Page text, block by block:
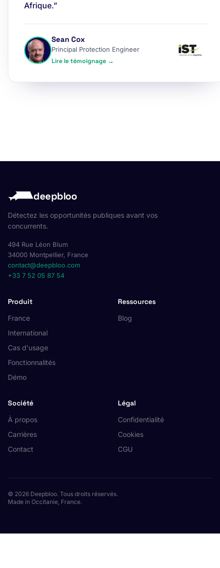
Afrique.”
Sean Cox
Principal Protection Engineer
Lire le témoignage →
deepbloo
Détectez les opportunités publiques avant vos
concurrents.
494 Rue Léon Blum
34000 Montpellier, France
contact@deepbloo.com
+33 7 52 05 87 54
Produit
France
International
Cas d'usage
Fonctionnalités
Démo
Ressources
Blog
Société
À propos
Carrières
Contact
Légal
Confidentialité
Cookies
CGU
© 2026 Deepbloo. Tous droits réservés.
Made in Occitanie, France.